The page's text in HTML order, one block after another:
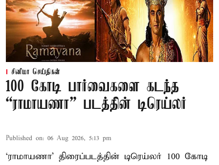
சினிமா செய்திகள்
100 கோடி பார்வைகளை கடந்த
“ராமாயணா” படத்தின் டிரெய்லர்
Published on: 06 Aug 2026, 5:13 pm
‘ராமாயணா’ திரைப்படத்தின் டிரெய்லர் 100 கோடி